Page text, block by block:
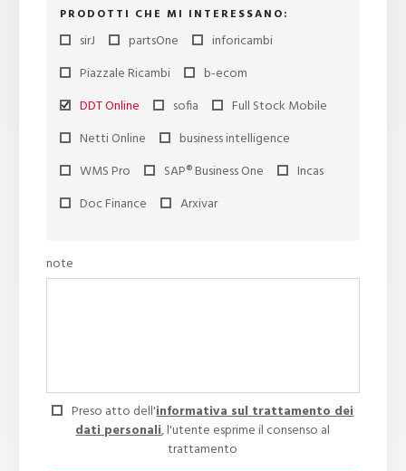
PRODOTTI CHE MI INTERESSANO:
sirJ partsOne
inforicambi
Piazzale Ricambi
b-ecom
DDT Online
sofia
Full Stock Mobile
Netti Online
business intelligence
WMS Pro
SAP® Business One
Incas
Doc Finance
Arxivar
note
Preso atto dell'informativa sul trattamento dei
dati personali, l'utente esprime il consenso al
trattamento